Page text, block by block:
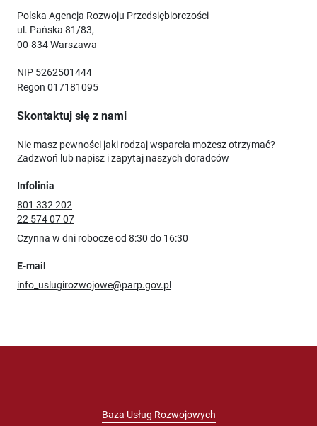
Polska Agencja Rozwoju Przedsiębiorczości
ul. Pańska 81/83,
00-834 Warszawa
NIP 5262501444
Regon 017181095
Skontaktuj się z nami
Nie masz pewności jaki rodzaj wsparcia możesz otrzymać?
Zadzwoń lub napisz i zapytaj naszych doradców
Infolinia
801 332 202
22 574 07 07
Czynna w dni robocze od 8:30 do 16:30
E-mail
info_uslugirozwojowe@parp.gov.pl
Baza Usług Rozwojowych